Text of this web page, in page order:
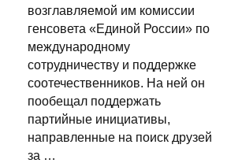
возглавляемой им комиссии
генсовета «Единой России» по
международному
сотрудничеству и поддержке
соотечественников. На ней он
пообещал поддержать
партийные инициативы,
направленные на поиск друзей
за …